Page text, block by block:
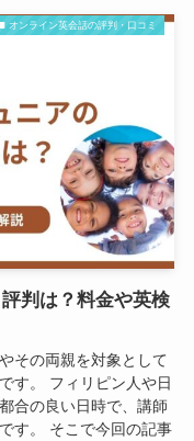
オンライン英会話の評判・口コミ
判は？料金や英検
その両親を対象として
す。 フィリピン人や日
合の良い日時で、講師
す。 そこで今回の記事